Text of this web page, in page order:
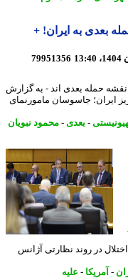
به ایران! +
79951356
بعدی اند - به گزارش
جاسوسان مامورنمای
-بعدی-محمود نبویان
در روند نظارتی آژانس
آمریکا- علیه